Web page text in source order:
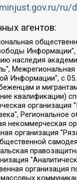
ru/
агентов:
прав человека", Городская общественная организация "Екатеринбургское общество "МЕМОРИАЛ", Городская общественная организация "Рязанское историко-просветительское и правозащитное общество "Мемориал" (Рязанский Мемориал), Челябинский региональный орган общественной самодеятельности – женское общественное объединение "Женщины Евразии", Челябинский региональный орган общественной самодеятельности "Уральская правозащитная группа", Фонд содействия защите здоровья и социальной справедливости имени Андрея Рылькова, Автономная Некоммерческая Организация "Аналитический Центр Юрия Левады", Автономная некоммерческая организация социальной поддержки населения "Проект Апрель", Региональная общественная организация помощи женщинам и детям, находящимся в кризисной ситуации "Информационно-методический центр "Анна", Фонд содействия развитию массовых коммуникаций и правовому просвещению "Так-так-Так", Фонд содействия устойчивому развитию "Серебряная тайга", Свердловский региональный общественный фонд социальных проектов "Новое время", "Idel.Реалии", Кавказ.Реалии, Крым.Реалии, Телеканал Настоящее Время, Татаро-башкирская служба Радио Свобода (Azatliq Radiosi), Радио